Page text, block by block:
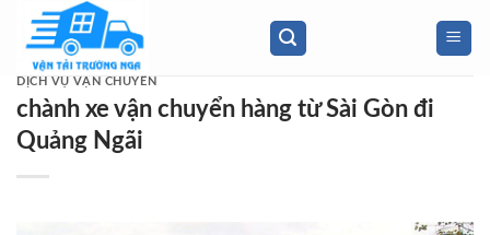
content
DỊCH VỤ VẬN CHUYỂN
chành xe vận chuyển hàng từ Sài Gòn đi
Quảng Ngãi